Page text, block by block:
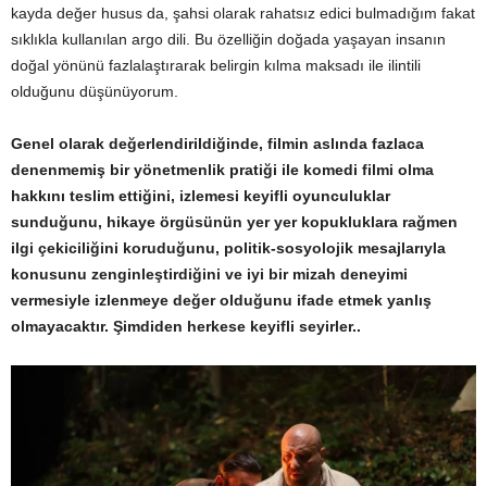
kayda değer husus da, şahsi olarak rahatsız edici bulmadığım fakat
sıklıkla kullanılan argo dili. Bu özelliğin doğada yaşayan insanın
doğal yönünü fazlalaştırarak belirgin kılma maksadı ile ilintili
olduğunu düşünüyorum.
Genel olarak değerlendirildiğinde, filmin aslında fazlaca
denenmemiş bir yönetmenlik pratiği ile komedi filmi olma
hakkını teslim ettiğini, izlemesi keyifli oyunculuklar
sunduğunu, hikaye örgüsünün yer yer kopukluklara rağmen
ilgi çekiciliğini koruduğunu, politik-sosyolojik mesajlarıyla
konusunu zenginleştirdiğini ve iyi bir mizah deneyimi
vermesiyle izlenmeye değer olduğunu ifade etmek yanlış
olmayacaktır. Şimdiden herkese keyifli seyirler..